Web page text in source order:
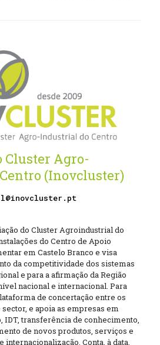
Cluster Agro-
(Inovcluster)
do Cluster Agroindustrial do
do Centro de Apoio
em Castelo Branco e visa
da competitividade dos sistemas
e para a afirmação da Região
nacional e internacional. Para
de concertação entre os
e apoia as empresas em
IDT, transferência de conhecimento,
de novos produtos, serviços e
Conta, à data,